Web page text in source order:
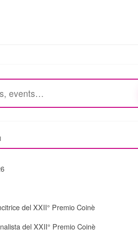
del XXII° Premio Coinè
del XXII° Premio Coinè